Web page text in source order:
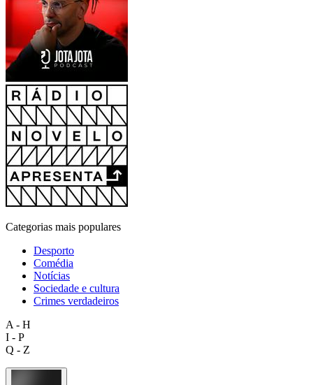
Categorias mais populares
Desporto
Comédia
Notícias
Sociedade e cultura
Crimes verdadeiros
A - H
I - P
Q - Z